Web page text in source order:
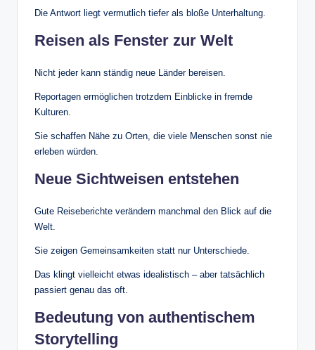
Die Antwort liegt vermutlich tiefer als bloße Unterhaltung.
Reisen als Fenster zur Welt
Nicht jeder kann ständig neue Länder bereisen.
Reportagen ermöglichen trotzdem Einblicke in fremde
Kulturen.
Sie schaffen Nähe zu Orten, die viele Menschen sonst nie
erleben würden.
Neue Sichtweisen entstehen
Gute Reiseberichte verändern manchmal den Blick auf die
Welt.
Sie zeigen Gemeinsamkeiten statt nur Unterschiede.
Das klingt vielleicht etwas idealistisch – aber tatsächlich
passiert genau das oft.
Bedeutung von authentischem
Storytelling